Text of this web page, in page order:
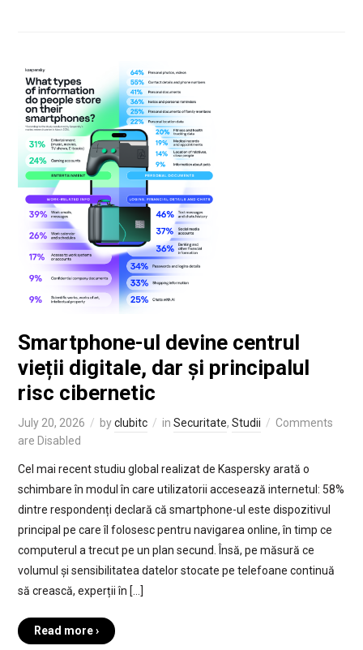
Smartphone-ul devine centrul
vieții digitale, dar și principalul
risc cibernetic
July 20, 2026 byclubitc in Securitate, Studii
Comments
are Disabled
Cel mai recent studiu global realizat de Kaspersky arată o
schimbare în modul în care utilizatorii accesează internetul: 58%
dintre respondenți declară că smartphone-ul este dispozitivul
principal pe care îl folosesc pentru navigarea online, în timp ce
computerul a trecut pe un plan secund. Însă, pe măsură ce
volumul și sensibilitatea datelor stocate pe telefoane continuă
să crească, experții în […]
Read more ›